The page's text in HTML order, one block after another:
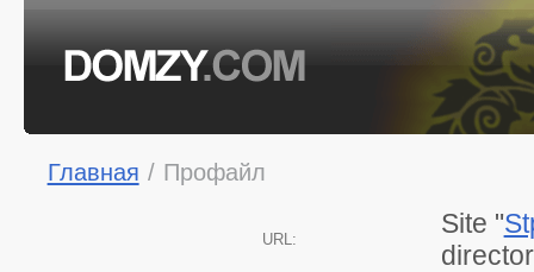
Главная / Профайл
URL:
Site "